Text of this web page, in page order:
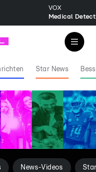
VOX
Star News
News-Videos